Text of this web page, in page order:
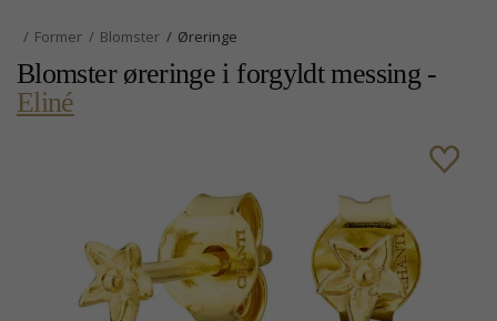
Former Blomster Øreringe
Blomster øreringe i forgyldt messing -
Eliné